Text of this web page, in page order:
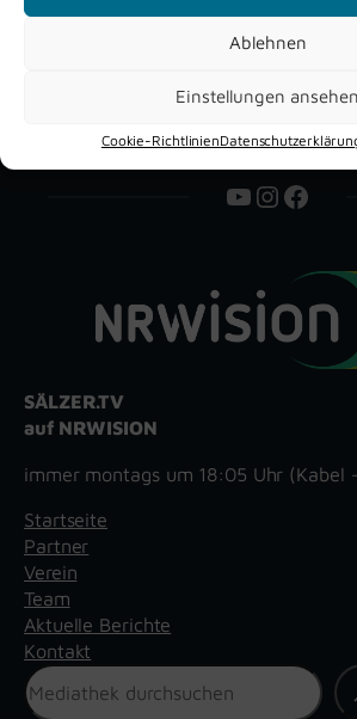
Ablehnen
Einstellungen ansehen
Cookie-Richtlinien
YouTube
SÄLZER.TV
auf NRWISION
immer montags um 18:05 Uhr (Kabel
Startseite
Partner
Verein
Team
Aktuelle Berichte
Kontakt
Suchen